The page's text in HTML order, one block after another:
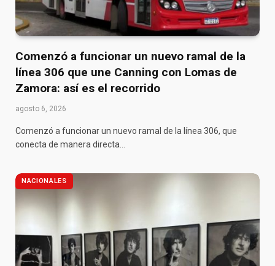
Comenzó a funcionar un nuevo ramal de la
línea 306 que une Canning con Lomas de
Zamora: así es el recorrido
agosto 6, 2026
Comenzó a funcionar un nuevo ramal de la línea 306, que
conecta de manera directa…
NACIONALES